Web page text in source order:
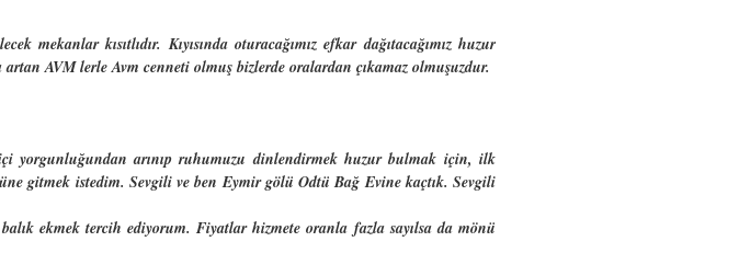
mekanlar kısıtlıdır. Kıyısında oturacağımız efkar dağıtacağımız huzur
AVM lerle Avm cenneti olmuş bizlerde oralardan çıkamaz olmuşuzdur.
yorgunluğundan arınıp ruhumuzu dinlendirmek huzur bulmak için, ilk
gitmek istedim. Sevgili ve ben Eymir gölü Odtü Bağ Evine kaçtık. Sevgili
ekmek tercih ediyorum. Fiyatlar hizmete oranla fazla sayılsa da mönü